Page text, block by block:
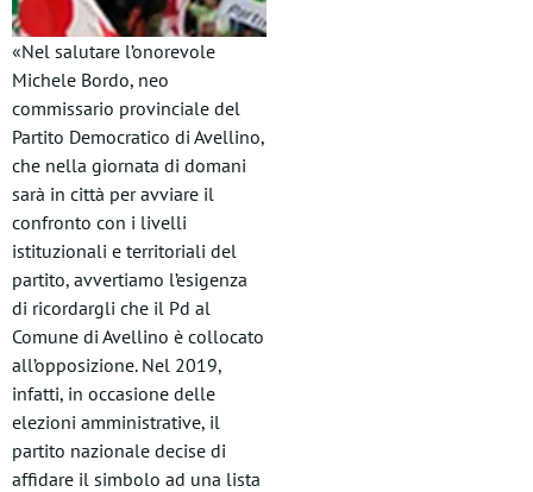
«Nel salutare l’onorevole
Michele Bordo, neo
commissario provinciale del
Partito Democratico di Avellino,
che nella giornata di domani
sarà in città per avviare il
confronto con i livelli
istituzionali e territoriali del
partito, avvertiamo l’esigenza
di ricordargli che il Pd al
Comune di Avellino è collocato
all’opposizione. Nel 2019,
infatti, in occasione delle
elezioni amministrative, il
partito nazionale decise di
affidare il simbolo ad una lista